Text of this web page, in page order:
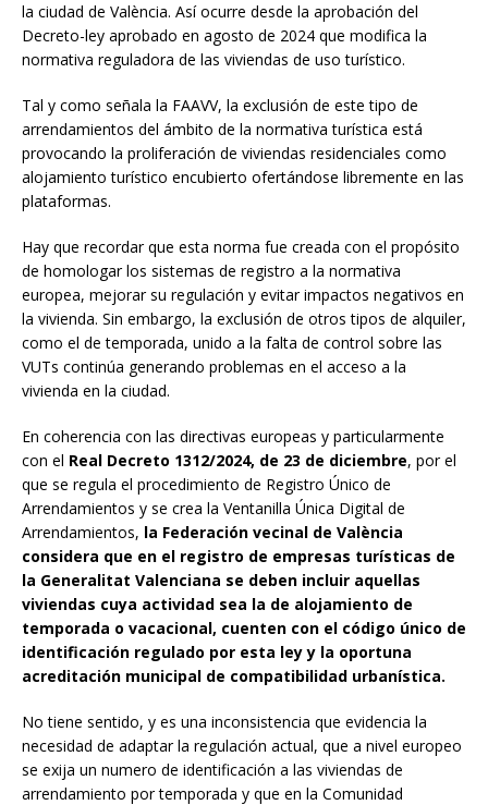
la ciudad de València. Así ocurre desde la aprobación del
Decreto-ley aprobado en agosto de 2024 que modifica la
normativa reguladora de las viviendas de uso turístico.
Tal y como señala la FAAVV, la exclusión de este tipo de
arrendamientos del ámbito de la normativa turística está
provocando la proliferación de viviendas residenciales como
alojamiento turístico encubierto ofertándose libremente en las
plataformas.
Hay que recordar que esta norma fue creada con el propósito
de homologar los sistemas de registro a la normativa
europea, mejorar su regulación y evitar impactos negativos en
la vivienda. Sin embargo, la exclusión de otros tipos de alquiler,
como el de temporada, unido a la falta de control sobre las
VUTs continúa generando problemas en el acceso a la
vivienda en la ciudad.
En coherencia con las directivas europeas y particularmente
con el Real Decreto 1312/2024, de 23 de diciembre, por el
que se regula el procedimiento de Registro Único de
Arrendamientos y se crea la Ventanilla Única Digital de
Arrendamientos, la Federación vecinal de València
considera que en el registro de empresas turísticas de
la Generalitat Valenciana se deben incluir aquellas
viviendas cuya actividad sea la de alojamiento de
temporada o vacacional, cuenten con el código único de
identificación regulado por esta ley y la oportuna
acreditación municipal de compatibilidad urbanística.
No tiene sentido, y es una inconsistencia que evidencia la
necesidad de adaptar la regulación actual, que a nivel europeo
se exija un numero de identificación a las viviendas de
arrendamiento por temporada y que en la Comunidad